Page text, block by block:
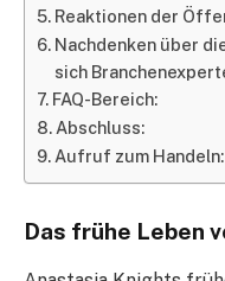
Reaktionen der
Nachdenken über
sich
FAQ-Bereich:
Abschluss:
Aufruf zum Handeln:
Das frühe Leben